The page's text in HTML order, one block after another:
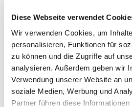
Diese Webseite verwendet
Wir verwenden Cookies, um
personalisieren, Funktionen für
zu können und die Zugriffe auf
analysieren. Außerdem geben wir
Verwendung unserer Website an
soziale Medien, Werbung und
Partner führen diese
Pfarrer
Sabin
e Bärenfänger
Siegfried Erbslöh
Daniela Kirschkowsk